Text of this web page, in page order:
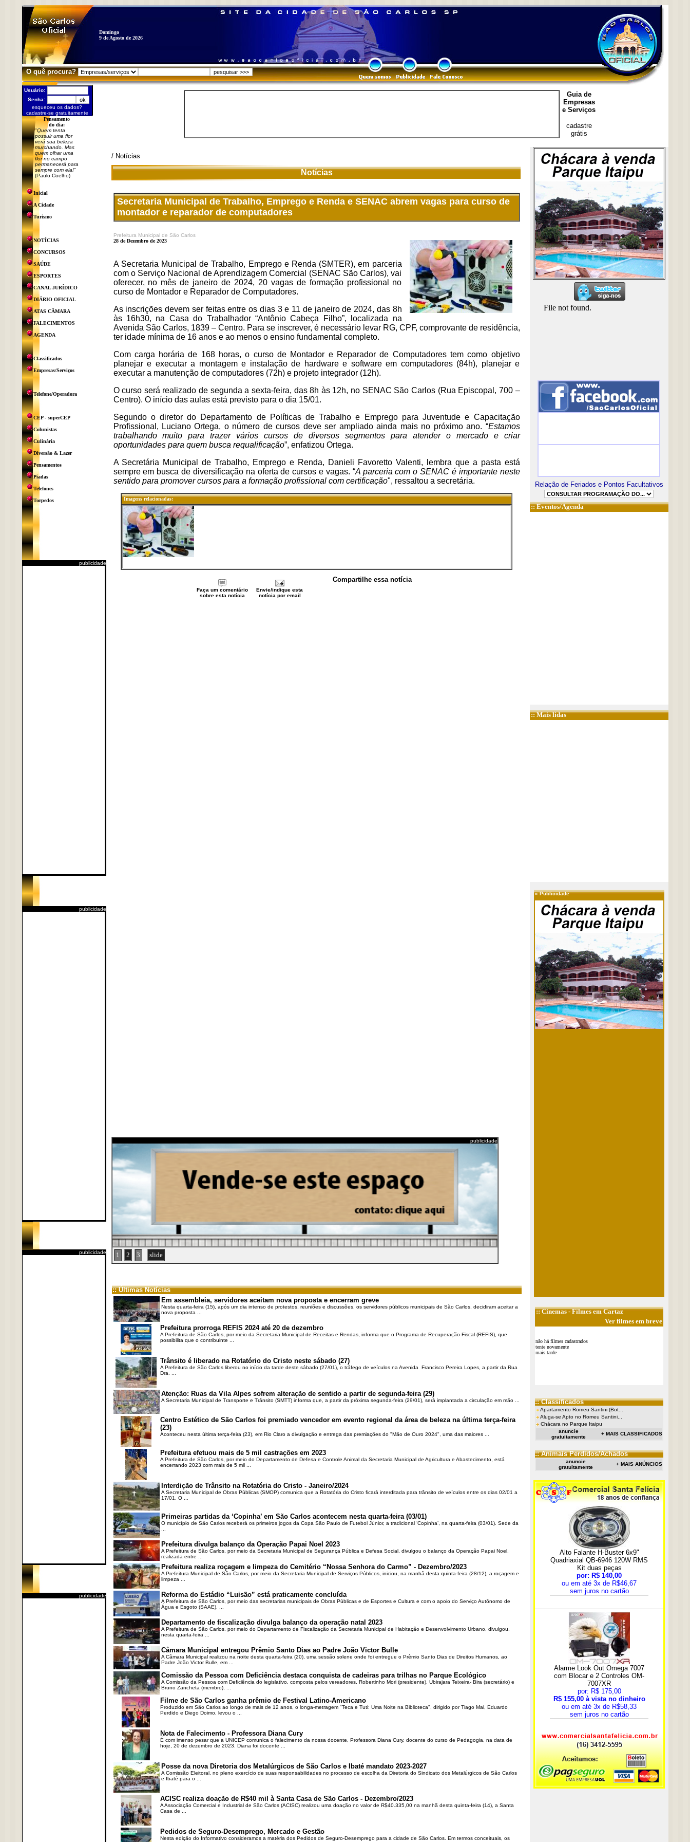
Domingo
9 de Agosto de 2026
O quê procura?
Usuário:
Senha:
esqueceu os dados?
cadastre-se gratuitamente
Pensamento
do dia:
"Quem tenta
possuir uma flor
verá sua beleza
murchando. Mas
quem olhar uma
flor no campo
permanecerá para
sempre com ela!"
(Paulo Coelho)
Inicial
A Cidade
Turismo
NOTÍCIAS
CONCURSOS
SAÚDE
ESPORTES
CANAL JURÍDICO
DIÁRIO OFICIAL
ATAS CÂMARA
FALECIMENTOS
AGENDA
Classificados
Empresas/Serviços
Telefone/Operadora
CEP - superCEP
Colunistas
Culinária
Diversão & Lazer
Pensamentos
Piadas
Telefones
Torpedos
publicidade
publicidade
publicidade
publicidade
Guia de
Empresas
e Serviços
cadastre
grátis
/ Notícias
Notícias
Secretaria Municipal de Trabalho, Emprego e Renda e SENAC abrem vagas para curso de
montador e reparador de computadores
Prefeitura Municipal de São Carlos
28 de Dezembro de 2023
A Secretaria Municipal de Trabalho, Emprego e Renda (SMTER), em parceria
com o Serviço Nacional de Aprendizagem Comercial (SENAC São Carlos), vai
oferecer, no mês de janeiro de 2024, 20 vagas de formação profissional no
curso de Montador e Reparador de Computadores.
As inscrições devem ser feitas entre os dias 3 e 11 de janeiro de 2024, das 8h
às 16h30, na Casa do Trabalhador “Antônio Cabeça Filho”, localizada na
Avenida São Carlos, 1839 – Centro. Para se inscrever, é necessário levar RG, CPF, comprovante de residência,
ter idade mínima de 16 anos e ao menos o ensino fundamental completo.
Com carga horária de 168 horas, o curso de Montador e Reparador de Computadores tem como objetivo
planejar e executar a montagem e instalação de hardware e software em computadores (84h), planejar e
executar a manutenção de computadores (72h) e projeto integrador (12h).
O curso será realizado de segunda a sexta-feira, das 8h às 12h, no SENAC São Carlos (Rua Episcopal, 700 –
Centro). O início das aulas está previsto para o dia 15/01.
Segundo o diretor do Departamento de Políticas de Trabalho e Emprego para Juventude e Capacitação
Profissional, Luciano Ortega, o número de cursos deve ser ampliado ainda mais no próximo ano. “Estamos
trabalhando muito para trazer vários cursos de diversos segmentos para atender o mercado e criar
oportunidades para quem busca requalificação”, enfatizou Ortega.
A Secretária Municipal de Trabalho, Emprego e Renda, Danieli Favoretto Valenti, lembra que a pasta está
sempre em busca de diversificação na oferta de cursos e vagas. “A parceria com o SENAC é importante neste
sentido para promover cursos para a formação profissional com certificação", ressaltou a secretária.
Imagens relacionadas:
Compartilhe essa notícia
Faça um comentário
sobre esta notícia
Envie/indique esta
notícia por email
publicidade
1 2 3 slide
:: Últimas Notícias
Em assembleia, servidores aceitam nova proposta e encerram greve
Nesta quarta-feira (15), após um dia intenso de protestos, reuniões e discussões, os servidores públicos municipais de São Carlos, decidiram aceitar a
nova proposta ...
Prefeitura prorroga REFIS 2024 até 20 de dezembro
A Prefeitura de São Carlos, por meio da Secretaria Municipal de Receitas e Rendas, informa que o Programa de Recuperação Fiscal (REFIS), que
possibilita que o contribuinte ...
Trânsito é liberado na Rotatório do Cristo neste sábado (27)
A Prefeitura de São Carlos liberou no início da tarde deste sábado (27/01), o tráfego de veículos na Avenida Francisco Pereira Lopes, a partir da Rua
Dra. ...
Atenção: Ruas da Vila Alpes sofrem alteração de sentido a partir de segunda-feira (29)
A Secretaria Municipal de Transporte e Trânsito (SMTT) informa que, a partir da próxima segunda-feira (29/01), será implantada a circulação em mão ...
Centro Estético de São Carlos foi premiado vencedor em evento regional da área de beleza na última terça-feira
(23)
Aconteceu nesta última terça-feira (23), em Rio Claro a divulgação e entrega das premiações do "Mão de Ouro 2024", uma das maiores ...
Prefeitura efetuou mais de 5 mil castrações em 2023
A Prefeitura de São Carlos, por meio do Departamento de Defesa e Controle Animal da Secretaria Municipal de Agricultura e Abastecimento, está
encerrando 2023 com mais de 5 mil ...
Interdição de Trânsito na Rotatória do Cristo - Janeiro/2024
A Secretaria Municipal de Obras Públicas (SMOP) comunica que a Rotatória do Cristo ficará interditada para trânsito de veículos entre os dias 02/01 a
17/01. O ...
Primeiras partidas da ‘Copinha’ em São Carlos acontecem nesta quarta-feira (03/01)
O município de São Carlos receberá os primeiros jogos da Copa São Paulo de Futebol Júnior, a tradicional ‘Copinha’, na quarta-feira (03/01). Sede da
Prefeitura divulga balanço da Operação Papai Noel 2023
A Prefeitura de São Carlos, por meio da Secretaria Municipal de Segurança Pública e Defesa Social, divulgou o balanço da Operação Papai Noel,
realizada entre ...
Prefeitura realiza roçagem e limpeza do Cemitério “Nossa Senhora do Carmo” - Dezembro/2023
A Prefeitura Municipal de São Carlos, por meio da Secretaria Municipal de Serviços Públicos, iniciou, na manhã desta quinta-feira (28/12), a roçagem e
limpeza ...
Reforma do Estádio “Luisão” está praticamente concluída
A Prefeitura de São Carlos, por meio das secretarias municipais de Obras Públicas e de Esportes e Cultura e com o apoio do Serviço Autônomo de
Água e Esgoto (SAAE), ...
Departamento de fiscalização divulga balanço da operação natal 2023
A Prefeitura de São Carlos, por meio do Departamento de Fiscalização da Secretaria Municipal de Habitação e Desenvolvimento Urbano, divulgou,
nesta quarta-feira ...
Câmara Municipal entregou Prêmio Santo Dias ao Padre João Victor Bulle
A Câmara Municipal realizou na noite desta quarta-feira (20), uma sessão solene onde foi entregue o Prêmio Santo Dias de Direitos Humanos, ao
Padre João Victor Bulle, em ...
Comissão da Pessoa com Deficiência destaca conquista de cadeiras para trilhas no Parque Ecológico
A Comissão da Pessoa com Deficiência do legislativo, composta pelos vereadores, Robertinho Mori (presidente), Ubirajara Teixeira- Bira (secretário) e
Bruno Zancheta (membro), ...
Filme de São Carlos ganha prêmio de Festival Latino-Americano
Produzido em São Carlos ao longo de mais de 12 anos, o longa-metragem "Teca e Tuti: Uma Noite na Biblioteca", dirigido por Tiago Mal, Eduardo
Perdido e Diego Doimo, levou o ...
Nota de Falecimento - Professora Diana Cury
É com imenso pesar que a UNICEP comunica o falecimento da nossa docente, Professora Diana Cury, docente do curso de Pedagogia, na data de
hoje, 20 de dezembro de 2023. Diana foi docente ...
Posse da nova Diretoria dos Metalúrgicos de São Carlos e Ibaté mandato 2023-2027
A Comissão Eleitoral, no pleno exercício de suas responsabilidades no processo de escolha da Diretoria do Sindicato dos Metalúrgicos de São Carlos
e Ibaté para o ...
ACISC realiza doação de R$40 mil à Santa Casa de São Carlos - Dezembro/2023
A Associação Comercial e Industrial de São Carlos (ACISC) realizou uma doação no valor de R$40.335,00 na manhã desta quinta-feira (14), a Santa
Casa de ...
Pedidos de Seguro-Desemprego, Mercado e Gestão
Nesta edição do Informativo consideramos a matéria dos Pedidos de Seguro-Desemprego para a cidade de São Carlos. Em termos conceituais, os
Relação de Feriados e Pontos Facultativos
::Eventos/Agenda
:: Mais lidas
»Publicidade
::Cinemas- Filmes em Cartaz
Ver filmes em breve
não há filmes cadastrados
tente novamente
mais tarde
:: Classificados
Apartamento Romeu Santini (Bot...
Aluga-se Apto no Romeu Santini...
Chácara no Parque Itaipu
anuncie
gratuitamente
+ MAIS CLASSIFICADOS
:: Animais Perdidos/Achados
anuncie
gratuitamente
+ MAIS ANÚNCIOS